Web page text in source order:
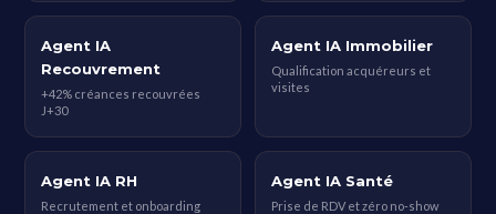
Agent IA
Recouvrement
+42% créances recouvrées
J+30
Agent IA Immobilier
Qualification acquéreurs et
visites
Agent IA RH
Recrutement et onboarding
Agent IA Santé
Prise de RDV et zéro no-show